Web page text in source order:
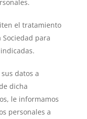
el tratamiento
para
datos a
dicha
le informamos
personales a